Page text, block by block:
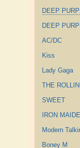
DEEP
DEEP
AC/DC
Kiss
Lady Gaga
THE
SWEET
IRON
Modern
Boney M